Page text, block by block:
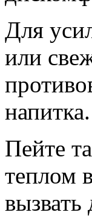
Для
или
напитка.
Пейте
теплом